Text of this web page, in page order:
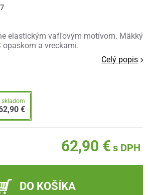
elastickým vafľovým motívom. Mäkký
opaskom a vreckami.
Celý popis
skladom
€
62,90 € s DPH
DO KOŠÍKA